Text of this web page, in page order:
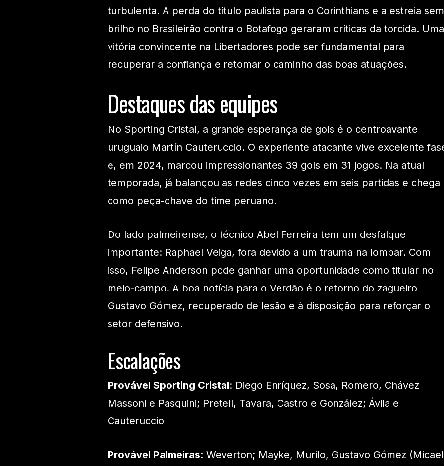
turbulenta. A perda do título paulista para o Corinthians e a estreia sem
brilho no Brasileirão contra o Botafogo geraram críticas da torcida. Uma
vitória convincente na Libertadores pode ser fundamental para
recuperar a confiança e retomar o caminho das boas atuações.
Destaques das equipes
No Sporting Cristal, a grande esperança de gols é o centroavante
uruguaio Martín Cauteruccio. O experiente atacante vive excelente
e, em 2024, marcou impressionantes 39 gols em 31 jogos. Na atual
temporada, já balançou as redes cinco vezes em seis partidas e chega
como peça-chave do time peruano.
Do lado palmeirense, o técnico Abel Ferreira tem um desfalque
importante: Raphael Veiga, fora devido a um trauma na lombar. Com
isso, Felipe Anderson pode ganhar uma oportunidade como titular no
meio-campo. A boa notícia para o Verdão é o retorno do zagueiro
Gustavo Gómez, recuperado de lesão e à disposição para reforçar o
setor defensivo.
Escalações
Provável Sporting Cristal: Diego Enríquez, Sosa, Romero, Chávez
Massoni e Pasquini; Pretell, Tavara, Castro e González; Ávila e
Cauteruccio
Provável Palmeiras: Weverton; Mayke, Murilo, Gustavo Gómez